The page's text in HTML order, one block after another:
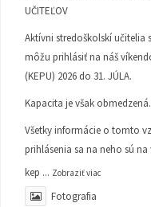
UČITEĽOV
Aktívni stredoškolskí učitelia
môžu prihlásiť na náš
(KEPU) 2026 do 31. JÚLA.
Kapacita je však
Všetky informácie o tomto
prihlásenia sa na neho sú na
kep ... Zobraziť viac
Fotografia